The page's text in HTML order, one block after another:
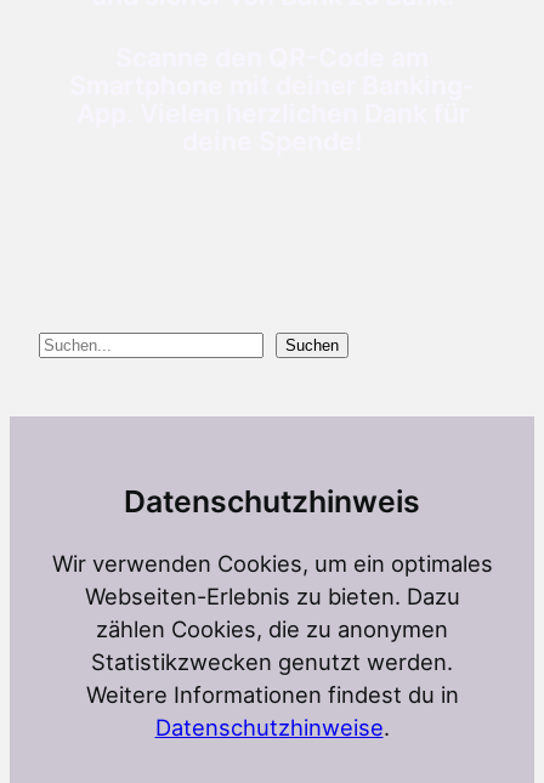
Suchen Suchen
Datenschutzhinweis
Wir verwenden Cookies, um ein optimales
Webseiten-Erlebnis zu bieten. Dazu
zählen Cookies, die zu anonymen
Statistikzwecken genutzt werden.
Weitere Informationen findest du in
Datenschutzhinweise.